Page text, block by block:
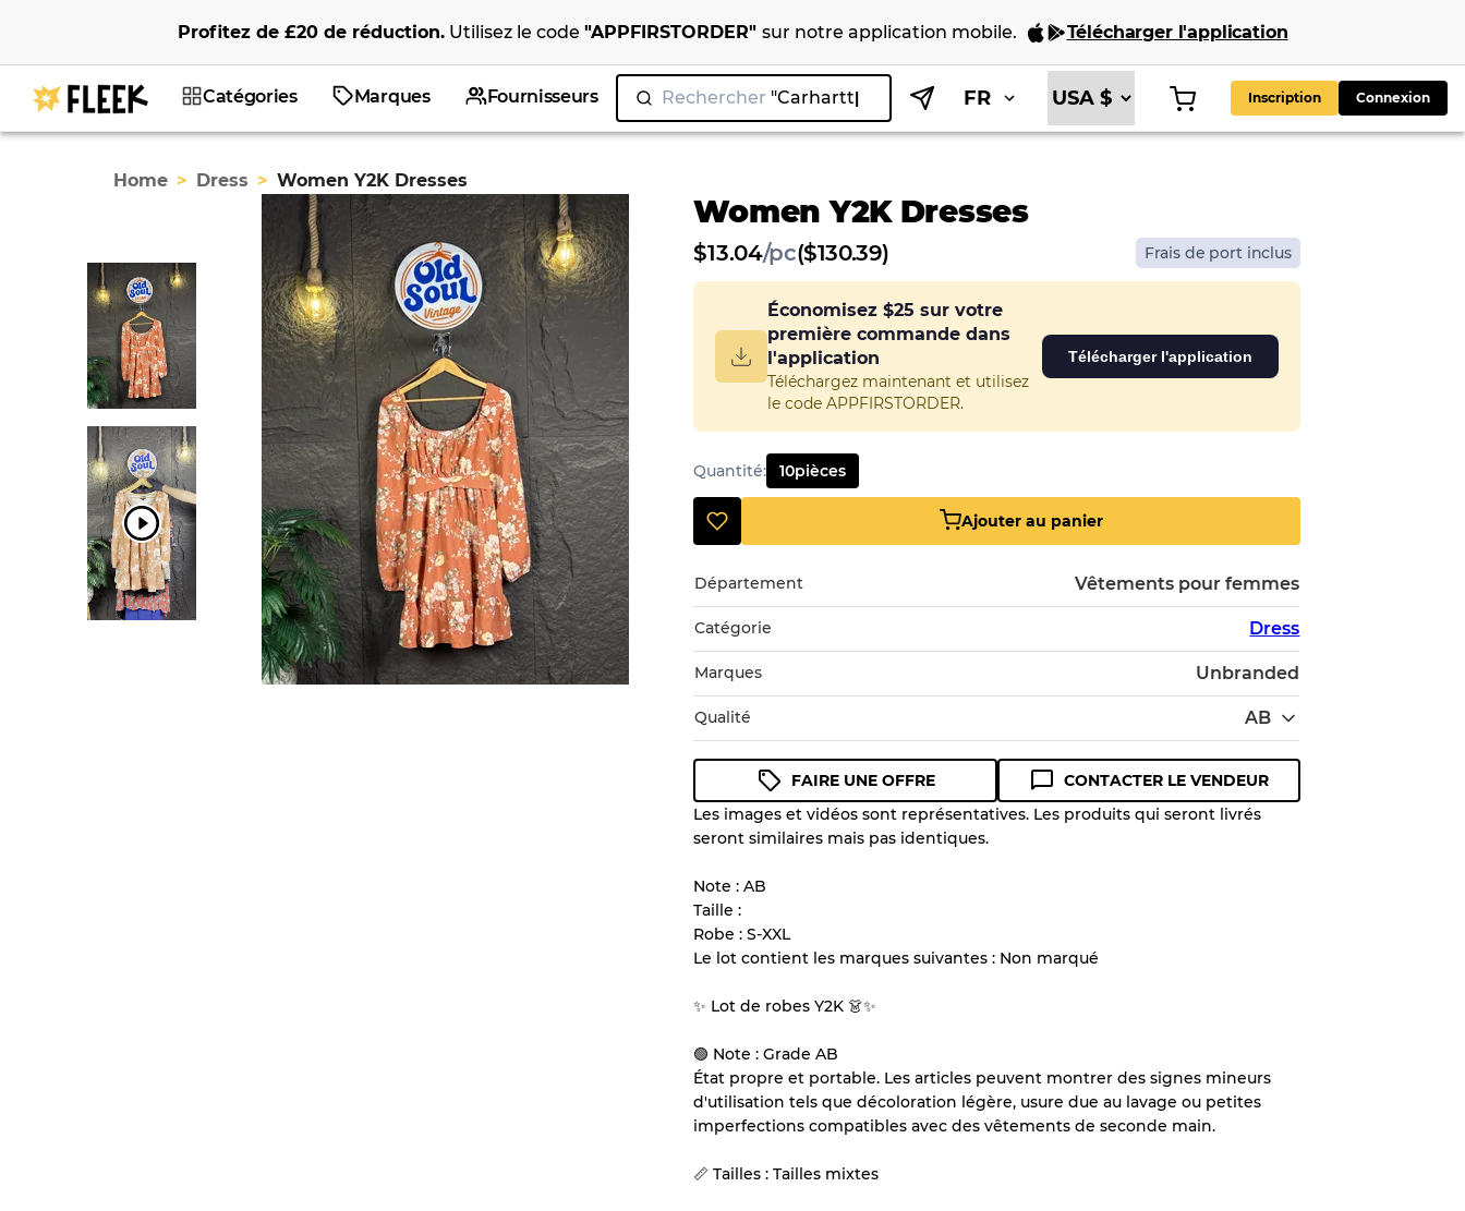
Profitez de £20de réduction. Utilisez le code "APPFIRSTORDER" sur notre application mobile. Télécharger l'application
Catégories Marques Fournisseurs Rechercher "N FR Inscription Connexion
Home > Dress > Women Y2K Dresses
Women Y2K Dresses
$13.04/pc($130.39) Frais de port inclus
Économisez $25 sur votre
première commande dans
l'application
Téléchargez maintenant et utilisez
le code APPFIRSTORDER.
Télécharger l'application
Quantité: 10pièces
Ajouter au panier
Département Vêtements pour femmes
Catégorie Dress
Marques Unbranded
Qualité AB
Guide des conditions
l'état et l'apparence de chaque article avant l'achat.
Il y a une marge d'erreur allant jusqu'à
vente en gros
Qualité APresque neuf, usure légère
Qualité B Peu utilisé
FAIRE UNE OFFRE
CONTACTER LE VENDEUR
Les images et vidéos sont représentatives. Les produits qui seront livrés
seront similaires mais pas identiques.
Note : AB
Taille :
Robe : S-XXL
Le lot contient les marques suivantes : Non marqué
✨ Lot de robes Y2K 👗✨
🟢 Note : Grade AB
État propre et portable. Les articles peuvent montrer des signes mineurs
d'utilisation tels que décoloration légère, usure due au lavage ou petites
imperfections compatibles avec des vêtements de seconde main.
📏 Tailles : Tailles mixtes